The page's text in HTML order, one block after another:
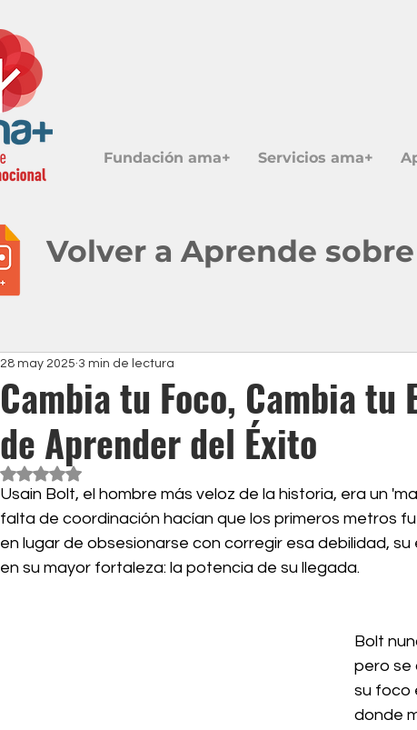
Fundación ama+ Servicios ama+
Volver a Aprende sobre
Cambia tu Foco, Cambia tu
de Aprender del Éxito
28 may 2025 3 min de lectura
Obtuvo NaN de 5 estrellas.
Usain Bolt, el hombre más veloz de la historia, era un
falta de coordinación hacían que los primeros metros
en lugar de obsesionarse con corregir esa debilidad,
en su mayor fortaleza: la potencia de su llegada.
Bolt
pero se
su foco
donde